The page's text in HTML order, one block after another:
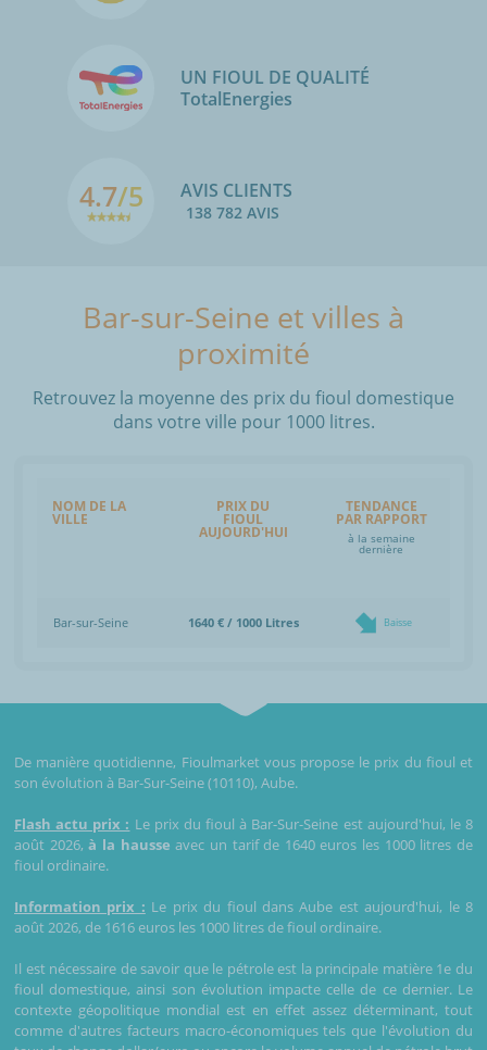
UN FIOUL DE QUALITÉ
TotalEnergies
4.7/5 AVIS CLIENTS
138 782 AVIS
Bar-sur-Seine et villes à
proximité
Retrouvez la moyenne des prix du fioul domestique
dans votre ville pour 1000 litres.
NOM DE LA
VILLE
PRIX DU
FIOUL
AUJOURD'HUI
TENDANCE
PAR RAPPORT
à la semaine
dernière
Bar-sur-Seine 1640 € / 1000 Litres Baisse
De manière quotidienne, Fioulmarket vous propose le prix du fioul et
son évolution à Bar-Sur-Seine (10110), Aube.
Flash actu prix : Le prix du fioul à Bar-Sur-Seine est aujourd'hui, le 8
août 2026,à la hausse avec un tarif de 1640 euros les 1000 litres de
fioul ordinaire.
Information prix : Le prix du fioul dans Aube est aujourd'hui, le 8
août 2026, de 1616 euros les 1000 litres de fioul ordinaire.
Il est nécessaire de savoir que le pétrole est la principale matière 1e du
fioul domestique, ainsi son évolution impacte celle de ce dernier. Le
contexte géopolitique mondial est en effet assez déterminant, tout
comme d'autres facteurs macro-économiques tels que l'évolution du